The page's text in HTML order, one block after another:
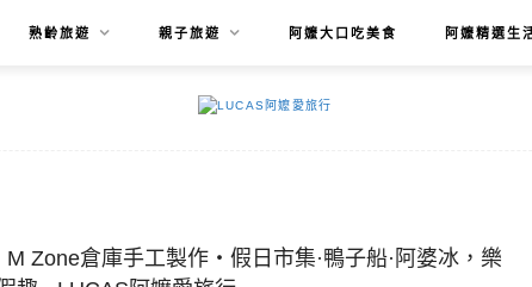
熟齡旅遊 親子旅遊 阿嬤大口吃美食 阿嬤精選生